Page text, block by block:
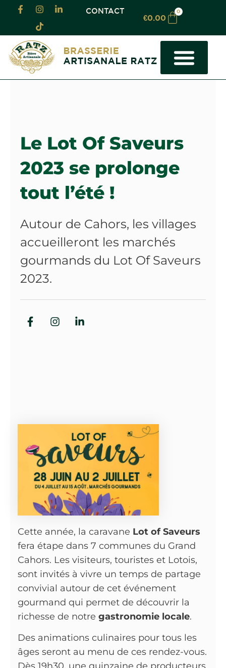
CONTACT
€0.00
0
Le Lot Of Saveurs
2023 se prolonge
tout l’été !
Autour de Cahors, les villages
accueilleront les marchés
gourmands du Lot Of Saveurs
2023.
Cette année, la caravane Lot of Saveurs
fera étape dans 7 communes du Grand
Cahors. Les visiteurs, touristes et Lotois,
sont invités à vivre un temps de partage
convivial autour de cet événement
gourmand qui permet de découvrir la
richesse de notre gastronomie locale.
Des animations culinaires pour tous les
âges seront au menu de ces rendez-vous.